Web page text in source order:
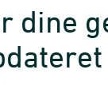
dine